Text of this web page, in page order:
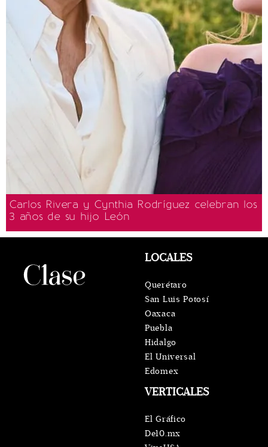
Carlos Rivera y Cynthia Rodríguez celebran los
3 años de su hijo León
VERTICALES
El Gráfico
De10.mx
LOCALES
Querétaro
San Luis Potosí
Oaxaca
Puebla
Hidalgo
El Universal
Edomex